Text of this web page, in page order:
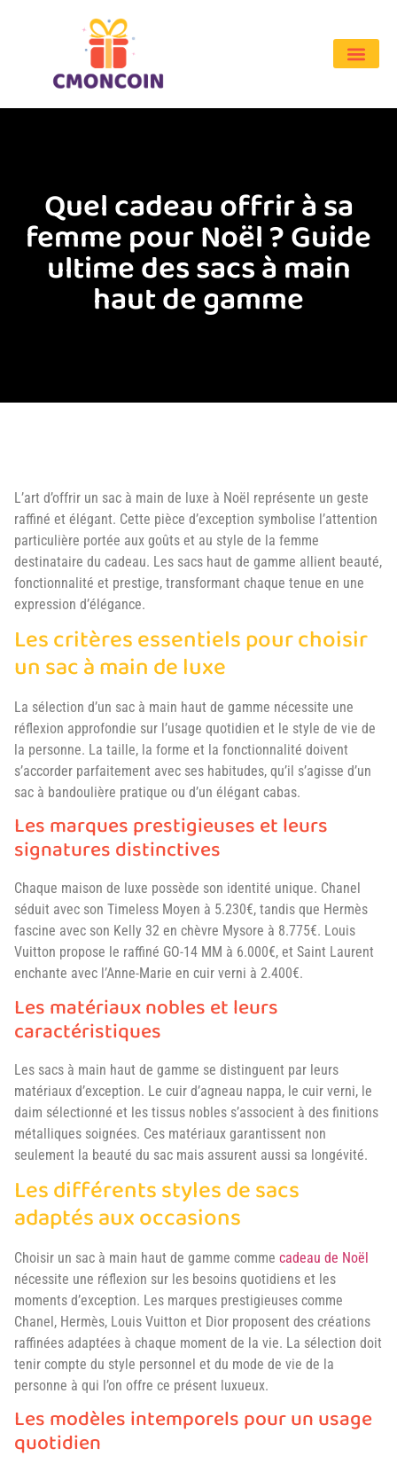
Quel cadeau offrir à sa
femme pour Noël ? Guide
ultime des sacs à main
haut de gamme
L’art d’offrir un sac à main de luxe à Noël représente un geste
raffiné et élégant. Cette pièce d’exception symbolise l’attention
particulière portée aux goûts et au style de la femme
destinataire du cadeau. Les sacs haut de gamme allient beauté,
fonctionnalité et prestige, transformant chaque tenue en une
expression d’élégance.
Les critères essentiels pour choisir
un sac à main de luxe
La sélection d’un sac à main haut de gamme nécessite une
réflexion approfondie sur l’usage quotidien et le style de vie de
la personne. La taille, la forme et la fonctionnalité doivent
s’accorder parfaitement avec ses habitudes, qu’il s’agisse d’un
sac à bandoulière pratique ou d’un élégant cabas.
Les marques prestigieuses et leurs
signatures distinctives
Chaque maison de luxe possède son identité unique. Chanel
séduit avec son Timeless Moyen à 5.230€, tandis que Hermès
fascine avec son Kelly 32 en chèvre Mysore à 8.775€. Louis
Vuitton propose le raffiné GO-14 MM à 6.000€, et Saint Laurent
enchante avec l’Anne-Marie en cuir verni à 2.400€.
Les matériaux nobles et leurs
caractéristiques
Les sacs à main haut de gamme se distinguent par leurs
matériaux d’exception. Le cuir d’agneau nappa, le cuir verni, le
daim sélectionné et les tissus nobles s’associent à des finitions
métalliques soignées. Ces matériaux garantissent non
seulement la beauté du sac mais assurent aussi sa longévité.
Les différents styles de sacs
adaptés aux occasions
Choisir un sac à main haut de gamme comme cadeau de Noël
nécessite une réflexion sur les besoins quotidiens et les
moments d’exception. Les marques prestigieuses comme
Chanel, Hermès, Louis Vuitton et Dior proposent des créations
raffinées adaptées à chaque moment de la vie. La sélection doit
tenir compte du style personnel et du mode de vie de la
personne à qui l’on offre ce présent luxueux.
Les modèles intemporels pour un usage
quotidien